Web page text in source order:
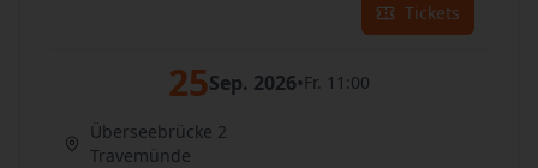
Tickets
25Sep. 2026•Fr. 11:00
Überseebrücke 2
Travemünde